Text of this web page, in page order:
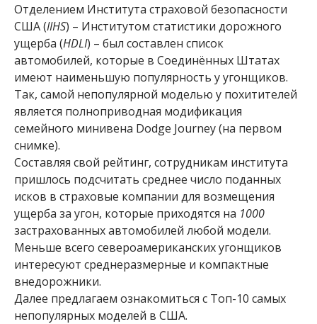
Отделением Института страховой безопасности
США (IIHS) – Институтом статистики дорожного
ущерба (HDLI) – был составлен список
автомобилей, которые в Соединённых Штатах
имеют наименьшую популярность у угонщиков.
Так, самой непопулярной моделью у похитителей
является полноприводная модификация
семейного минивена Dodge Journey (на первом
снимке).
Составляя свой рейтинг, сотрудникам института
пришлось подсчитать среднее число поданных
исков в страховые компании для возмещения
ущерба за угон, которые приходятся на 1000
застрахованных автомобилей любой модели.
Меньше всего североамериканских угонщиков
интересуют среднеразмерные и компактные
внедорожники.
Далее предлагаем ознакомиться с Топ-10 самых
непопулярных моделей в США.